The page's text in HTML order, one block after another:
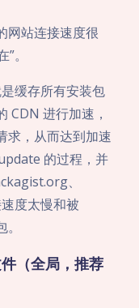
网站连接速度很
。
缓存所有安装包
CDN 进行加速，
求，从而达到加速
的过程，并
、
度太慢和被
（全局，推荐